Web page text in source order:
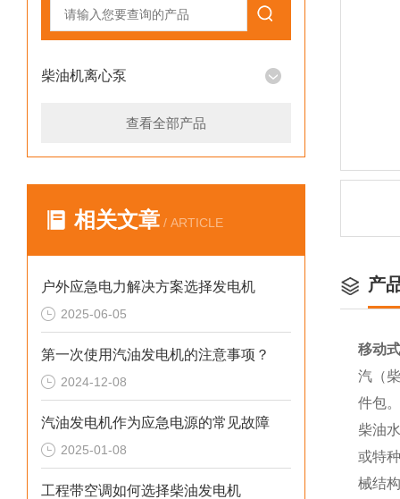
柴油机离心泵
查看全部产品
相关文章 / ARTICLE
户外应急电力解决方案选择发电机
2025-06-05
第一次使用汽油发电机的注意事项？
2024-12-08
汽油发电机作为应急电源的常见故障
2025-01-08
工程带空调如何选择柴油发电机
产
移动
汽（
件包。
柴油
或特
械结